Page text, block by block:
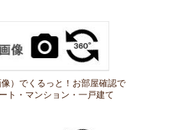
像）でくるっと！お部屋確認で
ト・マンション・一戸建て